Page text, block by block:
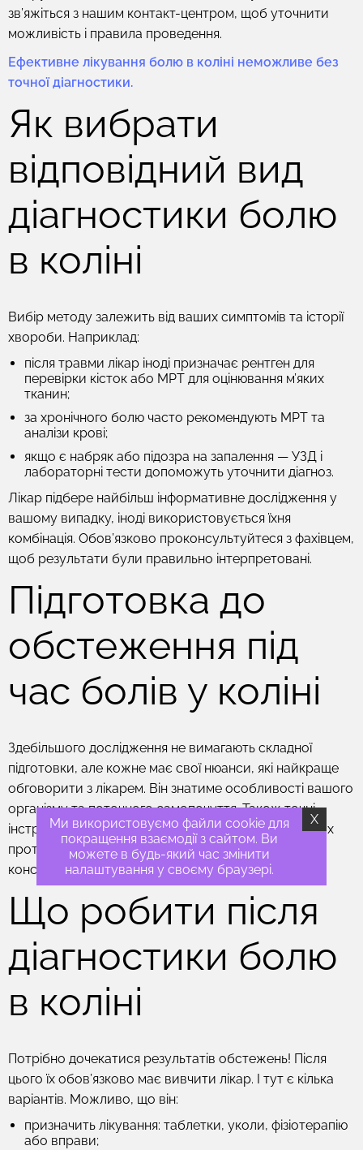
зв’яжіться з нашим контакт-центром, щоб уточнити
можливість і правила проведення.
Ефективне лікування болю в коліні неможливе без
точної діагностики.
Як вибрати
відповідний вид
діагностики болю
в коліні
Вибір методу залежить від ваших симптомів та історії
хвороби. Наприклад:
після травми лікар іноді призначає рентген для
перевірки кісток або МРТ для оцінювання м’яких
тканин;
за хронічного болю часто рекомендують МРТ та
аналізи крові;
якщо є набряк або підозра на запалення — УЗД і
лабораторні тести допоможуть уточнити діагноз.
Лікар підбере найбільш інформативне дослідження у
вашому випадку, іноді використовується їхня
комбінація. Обов’язково проконсультуйтеся з фахівцем,
щоб результати були правильно інтерпретовані.
Підготовка до
обстеження під
час болів у коліні
Здебільшого дослідження не вимагають складної
підготовки, але кожне має свої нюанси, які найкраще
обговорити з лікарем. Він знатиме особливості вашого
організму та поточного самопочуття. Також точні
інструкції щодо специфічної підготовки та можливих
протипоказань можна здобути у форматі онлайн-
консультації, записавшись на процедуру.
Що робити після
діагностики болю
в коліні
Потрібно дочекатися результатів обстежень! Після
цього їх обов’язково має вивчити лікар. І тут є кілька
варіантів. Можливо, що він:
призначить лікування: таблетки, уколи, фізіотерапію
або вправи;
Ми використовуємо файли cookie для
покращення взаємодії з сайтом. Ви
можете в будь-який час змінити
налаштування у своєму браузері.
X